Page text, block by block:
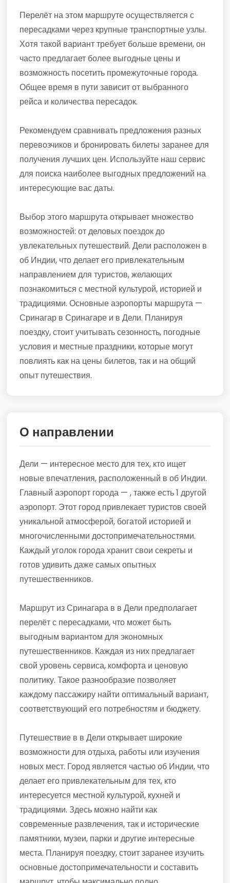
Перелёт на этом маршруте осуществляется с
пересадками через крупные транспортные узлы.
Хотя такой вариант требует больше времени, он
часто предлагает более выгодные цены и
возможность посетить промежуточные города.
Общее время в пути зависит от выбранного
рейса и количества пересадок.
Рекомендуем сравнивать предложения разных
перевозчиков и бронировать билеты заранее для
получения лучших цен. Используйте наш сервис
для поиска наиболее выгодных предложений на
интересующие вас даты.
Выбор этого маршрута открывает множество
возможностей: от деловых поездок до
увлекательных путешествий. Дели расположен в
об Индии, что делает его привлекательным
направлением для туристов, желающих
познакомиться с местной культурой, историей и
традициями. Основные аэропорты маршрута —
Сринагар в Сринагаре и в Дели. Планируя
поездку, стоит учитывать сезонность, погодные
условия и местные праздники, которые могут
повлиять как на цены билетов, так и на общий
опыт путешествия.
О направлении
Дели — интересное место для тех, кто ищет
новые впечатления, расположенный в об Индии.
Главный аэропорт города — , также есть 1 другой
аэропорт. Этот город привлекает туристов своей
уникальной атмосферой, богатой историей и
многочисленными достопримечательностями.
Каждый уголок города хранит свои секреты и
готов удивить даже самых опытных
путешественников.
Маршрут из Сринагара в в Дели предполагает
перелёт с пересадками, что может быть
выгодным вариантом для экономных
путешественников. Каждая из них предлагает
свой уровень сервиса, комфорта и ценовую
политику. Такое разнообразие позволяет
каждому пассажиру найти оптимальный вариант,
соответствующий его потребностям и бюджету.
Путешествие в в Дели открывает широкие
возможности для отдыха, работы или изучения
новых мест. Город является частью об Индии, что
делает его привлекательным для тех, кто
интересуется местной культурой, кухней и
традициями. Здесь можно найти как
современные развлечения, так и исторические
памятники, музеи, парки и другие интересные
места. Планируя поездку, стоит заранее изучить
основные достопримечательности и составить